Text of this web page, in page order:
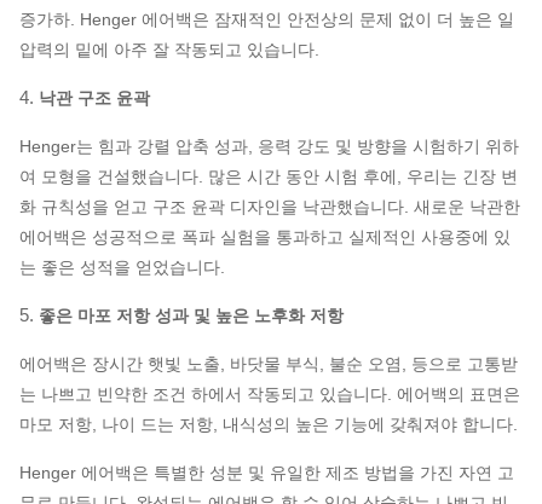
증가하. Henger 에어백은 잠재적인 안전상의 문제 없이 더 높은 일
압력의 밑에 아주 잘 작동되고 있습니다.
4. 낙관 구조 윤곽
Henger는 힘과 강렬 압축 성과, 응력 강도 및 방향을 시험하기 위하
여 모형을 건설했습니다. 많은 시간 동안 시험 후에, 우리는 긴장 변
화 규칙성을 얻고 구조 윤곽 디자인을 낙관했습니다. 새로운 낙관한
에어백은 성공적으로 폭파 실험을 통과하고 실제적인 사용중에 있
는 좋은 성적을 얻었습니다.
5. 좋은 마포 저항 성과 및 높은 노후화 저항
에어백은 장시간 햇빛 노출, 바닷물 부식, 불순 오염, 등으로 고통받
는 나쁘고 빈약한 조건 하에서 작동되고 있습니다. 에어백의 표면은
마모 저항, 나이 드는 저항, 내식성의 높은 기능에 갖춰져야 합니다.
Henger 에어백은 특별한 성분 및 유일한 제조 방법을 가진 자연 고